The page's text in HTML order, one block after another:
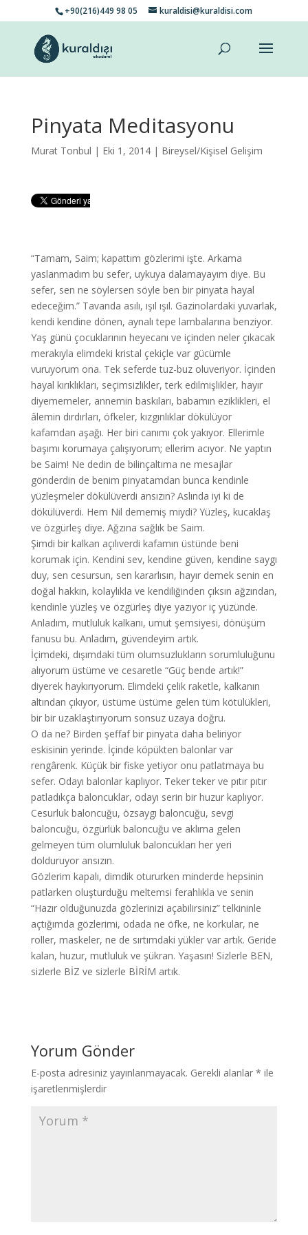
+90(216)449 98 05 kuraldisi@kuraldisi.com
Pinyata Meditasyonu
Murat Tonbul | Eki 1, 2014 | Bireysel/Kişisel Gelişim
“Tamam, Saim; kapattım gözlerimi işte. Arkama
yaslanmadım bu sefer, uykuya dalamayayım diye. Bu
sefer, sen ne söylersen söyle ben bir pinyata hayal
edeceğim.” Tavanda asılı, ışıl ışıl. Gazinolardaki yuvarlak,
kendi kendine dönen, aynalı tepe lambalarına benziyor.
Yaş günü çocuklarının heyecanı ve içinden neler çıkacak
merakıyla elimdeki kristal çekiçle var gücümle
vuruyorum ona. Tek seferde tuz-buz oluveriyor. İçinden
hayal kırıklıkları, seçimsizlikler, terk edilmişlikler, hayır
diyememeler, annemin baskıları, babamın eziklikleri, el
âlemin dırdırları, öfkeler, kızgınlıklar dökülüyor
kafamdan aşağı. Her biri canımı çok yakıyor. Ellerimle
başımı korumaya çalışıyorum; ellerim acıyor. Ne yaptın
be Saim! Ne dedin de bilinçaltıma ne mesajlar
gönderdin de benim pinyatamdan bunca kendinle
yüzleşmeler dökülüverdi ansızın? Aslında iyi ki de
dökülüverdi. Hem Nil dememiş miydi? Yüzleş, kucaklaş
ve özgürleş diye. Ağzına sağlık be Saim.
Şimdi bir kalkan açılıverdi kafamın üstünde beni
korumak için. Kendini sev, kendine güven, kendine saygı
duy, sen cesursun, sen kararlısın, hayır demek senin en
doğal hakkın, kolaylıkla ve kendiliğinden çıksın ağzından,
kendinle yüzleş ve özgürleş diye yazıyor iç yüzünde.
Anladım, mutluluk kalkanı, umut şemsiyesi, dönüşüm
fanusu bu. Anladım, güvendeyim artık.
İçimdeki, dışımdaki tüm olumsuzlukların sorumluluğunu
alıyorum üstüme ve cesaretle “Güç bende artık!”
diyerek haykırıyorum. Elimdeki çelik raketle, kalkanın
altından çıkıyor, üstüme üstüme gelen tüm kötülükleri,
bir bir uzaklaştırıyorum sonsuz uzaya doğru.
O da ne? Birden şeffaf bir pinyata daha beliriyor
eskisinin yerinde. İçinde köpükten balonlar var
rengârenk. Küçük bir fiske yetiyor onu patlatmaya bu
sefer. Odayı balonlar kaplıyor. Teker teker ve pıtır pıtır
patladıkça baloncuklar, odayı serin bir huzur kaplıyor.
Cesurluk baloncuğu, özsaygı baloncuğu, sevgi
baloncuğu, özgürlük baloncuğu ve aklıma gelen
gelmeyen tüm olumluluk baloncukları her yeri
dolduruyor ansızın.
Gözlerim kapalı, dimdik otururken minderde hepsinin
patlarken oluşturduğu meltemsi ferahlıkla ve senin
“Hazır olduğunuzda gözlerinizi açabilirsiniz” telkininle
açtığımda gözlerimi, odada ne öfke, ne korkular, ne
roller, maskeler, ne de sırtımdaki yükler var artık. Geride
kalan, huzur, mutluluk ve şükran. Yaşasın! Sizlerle BEN,
sizlerle BİZ ve sizlerle BİRİM artık.
Yorum Gönder
E-posta adresiniz yayınlanmayacak. Gerekli alanlar * ile
işaretlenmişlerdir